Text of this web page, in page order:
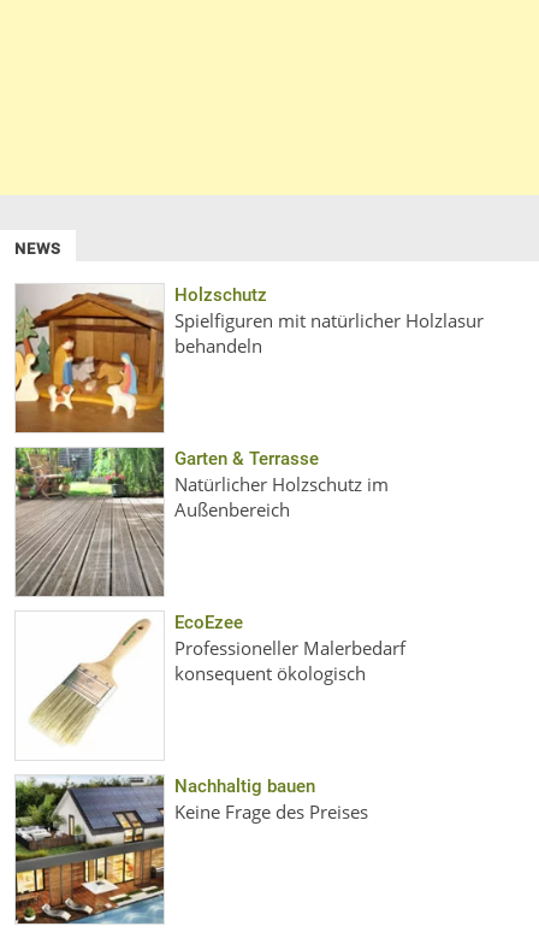
NEWS
Holzschutz
Spielfiguren mit natürlicher Holzlasur
behandeln
Garten & Terrasse
Natürlicher Holzschutz im
Außenbereich
EcoEzee
Professioneller Malerbedarf
konsequent ökologisch
Nachhaltig bauen
Keine Frage des Preises